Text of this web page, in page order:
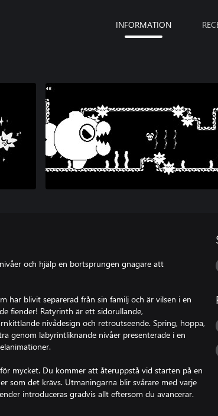
INFORMATION
och hjälp en bortsprungen gnagare att
har blivit separerad från sin familj och är vilsen i en
fiender! Ratyrinth är ett sidorullande,
nivådesign och retroutseende. Spring, hoppa,
genom labyrintliknande nivåer presenterade i en
mycket. Du kommer att återuppstå vid starten på en
som det krävs. Utmaningarna blir svårare med varje
introduceras gradvis allt eftersom du avancerar.